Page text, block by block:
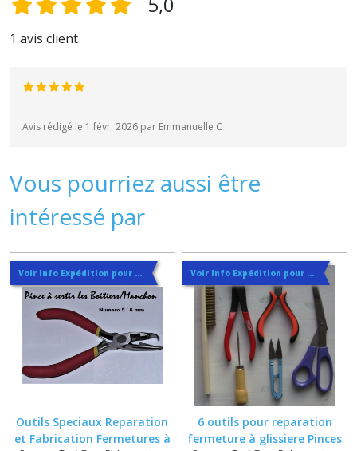
1 avis client
Avis rédigé le 1 févr. 2026 par Emmanuelle C
Vous pourriez aussi être
intéressé par
Voir Info Expédition pour Régler les Frais de Port au Meilleur Prix , En haut d'ecran à Droite
Outils Speciaux Reparation
et Fabrication Fermetures à
Voir Info Expédition pour Régler les Frais de Port au Meilleur Prix , En haut d'ecran à Droite
6 outils pour reparation
fermeture à glissiere Pinces